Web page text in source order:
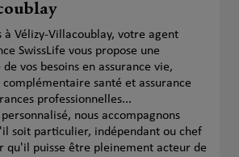
à Vélizy-Villacoublay, votre agent
SwissLife vous propose une
vos besoins en assurance vie,
santé et assurance
professionnelles...
nous accompagnons
soit particulier, indépendant ou chef
qu'il puisse être pleinement acteur de